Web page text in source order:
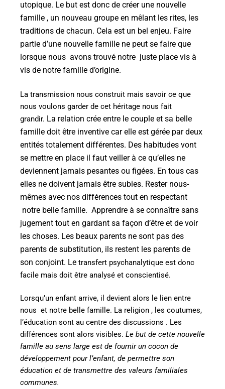
utopique. Le but est donc de créer une nouvelle
famille , un nouveau groupe en mêlant les rites, les
traditions de chacun. Cela est un bel enjeu. Faire
partie d’une nouvelle famille ne peut se faire que
lorsque nous avons trouvé notre juste place vis à
vis de notre famille d’origine.
La transmission nous construit mais savoir ce que
nous voulons garder de cet héritage nous fait
grandir. La relation crée entre le couple et sa belle
famille doit être inventive car elle est gérée par deux
entités totalement différentes. Des habitudes vont
se mettre en place il faut veiller à ce qu’elles ne
deviennent jamais pesantes ou figées. En tous cas
elles ne doivent jamais être subies. Rester nous-
mêmes avec nos différences tout en respectant
notre belle famille. Apprendre à se connaître sans
jugement tout en gardant sa façon d’être et de voir
les choses. Les beaux parents ne sont pas des
parents de substitution, ils restent les parents de
son conjoint. Le transfert psychanalytique est donc
facile mais doit être analysé et conscientisé.
Lorsqu’un enfant arrive, il devient alors le lien entre
nous et notre belle famille. La religion , les coutumes,
l’éducation sont au centre des discussions . Les
différences sont alors visibles. Le but de cette nouvelle
famille au sens large est de fournir un cocon de
développement pour l’enfant, de permettre son
éducation et de transmettre des valeurs familiales
communes.